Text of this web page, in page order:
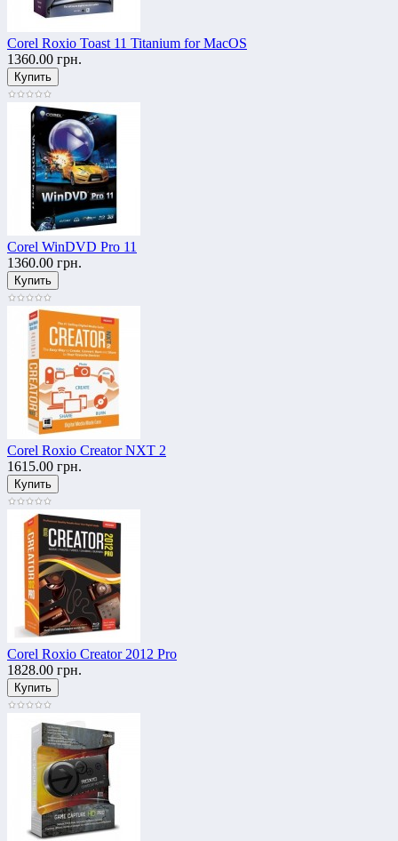
Corel Roxio Toast 11 Titanium for MacOS
1360.00 грн.
Corel WinDVD Pro 11
1360.00 грн.
Corel Roxio Creator NXT 2
1615.00 грн.
Corel Roxio Creator 2012 Pro
1828.00 грн.